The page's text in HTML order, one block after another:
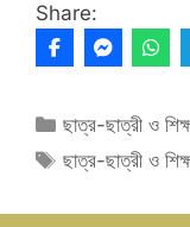
Share:
Categories
ছাত্র-ছাত্রী ও
Tags
ছাত্র-ছাত্রী ও